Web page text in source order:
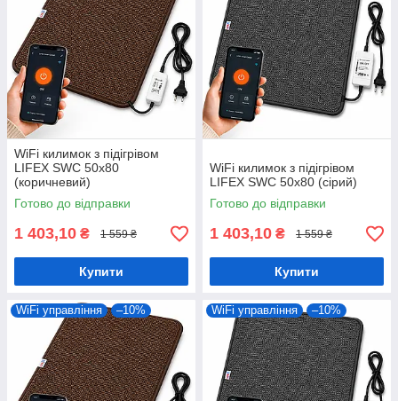
WiFi килимок з підігрівом
LIFEX SWC 50х80
(коричневий)
Готово до відправки
1 403,10 ₴ 1 559 ₴
Купити
WiFi килимок з підігрівом
LIFEX SWC 50х80 (сірий)
Готово до відправки
1 403,10 ₴ 1 559 ₴
Купити
WiFi управління –10% WiFi управління –10%